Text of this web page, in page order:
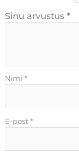
Sinu arvustus*
Nimi*
E-post*